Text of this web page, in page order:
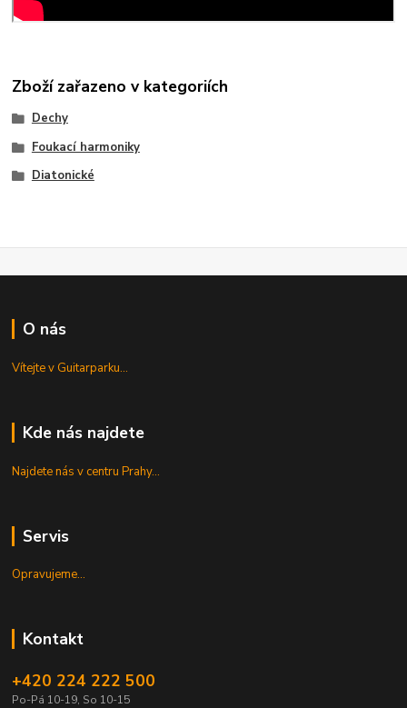
Zboží zařazeno v kategoriích
Dechy
Foukací harmoniky
Diatonické
O nás
Vítejte v Guitarparku...
Kde nás najdete
Najdete nás v centru Prahy...
Servis
Opravujeme...
Kontakt
+420 224 222 500
Po-Pá 10-19, So 10-15